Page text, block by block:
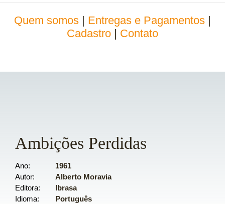
Quem somos Entregas e Pagamentos
Cadastro
Contato
Ambições Perdidas
Ano
1961
Autor
Alberto Moravia
Editora
Ibrasa
Idioma
Português